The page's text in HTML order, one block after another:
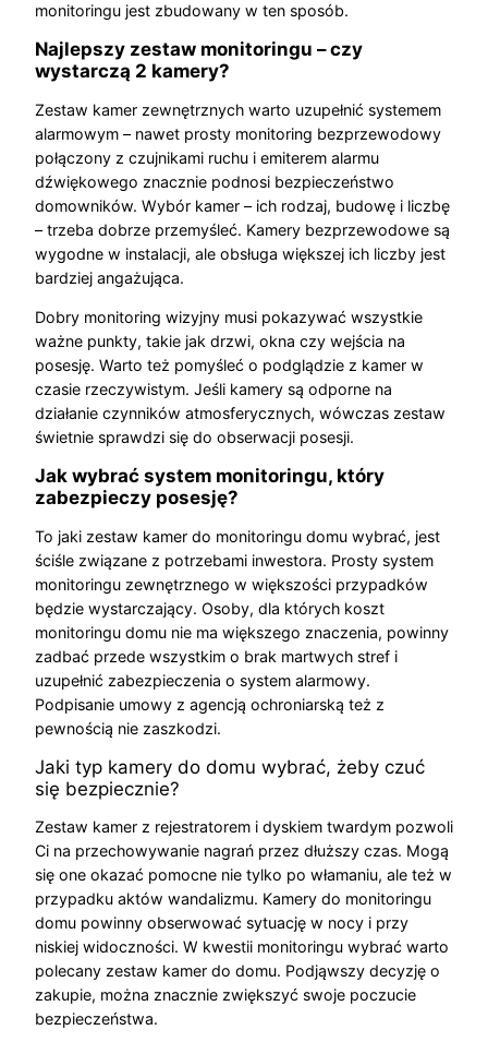
monitoringu jest zbudowany w ten sposób.
Najlepszy zestaw monitoringu – czy
wystarczą 2 kamery?
Zestaw kamer zewnętrznych warto uzupełnić systemem
alarmowym – nawet prosty monitoring bezprzewodowy
połączony z czujnikami ruchu i emiterem alarmu
dźwiękowego znacznie podnosi bezpieczeństwo
domowników. Wybór kamer – ich rodzaj, budowę i liczbę
– trzeba dobrze przemyśleć. Kamery bezprzewodowe są
wygodne w instalacji, ale obsługa większej ich liczby jest
bardziej angażująca.
Dobry monitoring wizyjny musi pokazywać wszystkie
ważne punkty, takie jak drzwi, okna czy wejścia na
posesję. Warto też pomyśleć o podglądzie z kamer w
czasie rzeczywistym. Jeśli kamery są odporne na
działanie czynników atmosferycznych, wówczas zestaw
świetnie sprawdzi się do obserwacji posesji.
Jak wybrać system monitoringu, który
zabezpieczy posesję?
To jaki zestaw kamer do monitoringu domu wybrać, jest
ściśle związane z potrzebami inwestora. Prosty system
monitoringu zewnętrznego w większości przypadków
będzie wystarczający. Osoby, dla których koszt
monitoringu domu nie ma większego znaczenia, powinny
zadbać przede wszystkim o brak martwych stref i
uzupełnić zabezpieczenia o system alarmowy.
Podpisanie umowy z agencją ochroniarską też z
pewnością nie zaszkodzi.
Jaki typ kamery do domu wybrać, żeby czuć
się bezpiecznie?
Zestaw kamer z rejestratorem i dyskiem twardym pozwoli
Ci na przechowywanie nagrań przez dłuższy czas. Mogą
się one okazać pomocne nie tylko po włamaniu, ale też w
przypadku aktów wandalizmu. Kamery do monitoringu
domu powinny obserwować sytuację w nocy i przy
niskiej widoczności. W kwestii monitoringu wybrać warto
polecany zestaw kamer do domu. Podjąwszy decyzję o
zakupie, można znacznie zwiększyć swoje poczucie
bezpieczeństwa.